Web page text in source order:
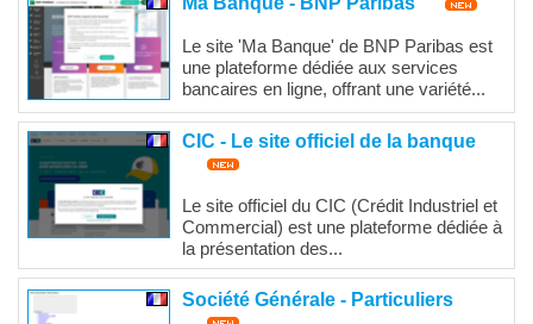
Le site 'Ma Banque' de BNP Paribas est
une plateforme dédiée aux services
bancaires en ligne, offrant une variété...
CIC - Le site officiel de la banque
Le site officiel du CIC (Crédit Industriel et
Commercial) est une plateforme dédiée à
la présentation des...
Société Générale - Particuliers